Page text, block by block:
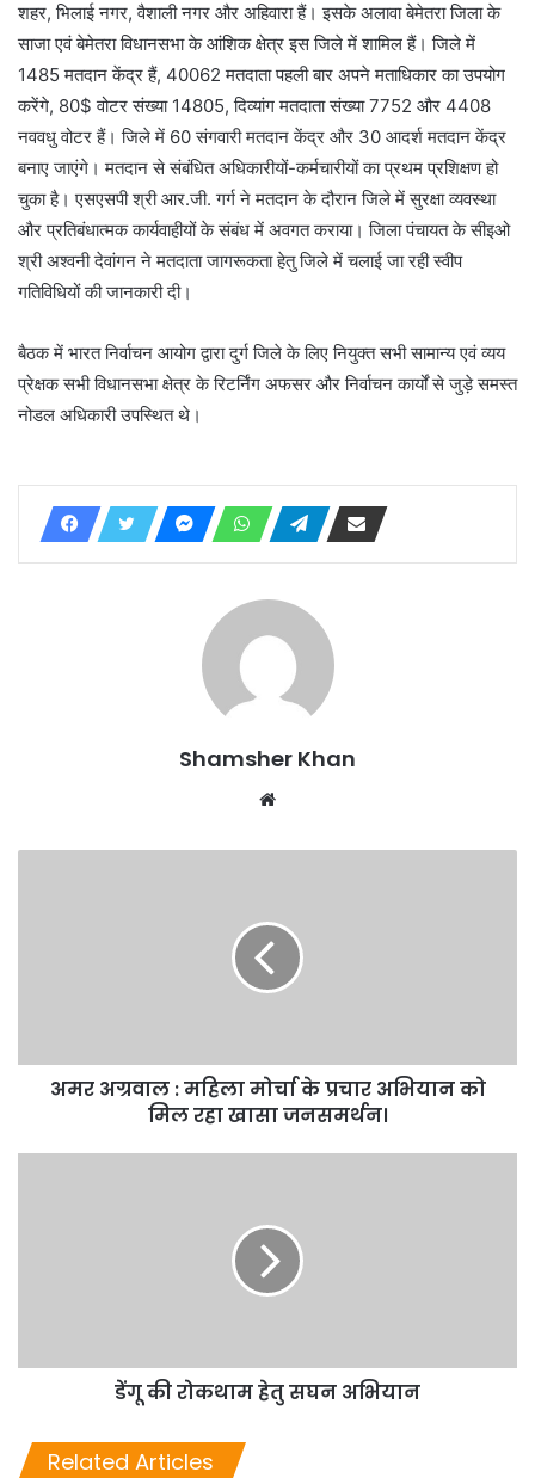
शहर, भिलाई नगर, वैशाली नगर और अहिवारा हैं। इसके अलावा बेमेतरा जिला के
साजा एवं बेमेतरा विधानसभा के आंशिक क्षेत्र इस जिले में शामिल हैं। जिले में
1485 मतदान केंद्र हैं, 40062 मतदाता पहली बार अपने मताधिकार का उपयोग
करेंगे, 80$ वोटर संख्या 14805, दिव्यांग मतदाता संख्या 7752 और 4408
नववधु वोटर हैं। जिले में 60 संगवारी मतदान केंद्र और 30 आदर्श मतदान केंद्र
बनाए जाएंगे। मतदान से संबंधित अधिकारीयों-कर्मचारीयों का प्रथम प्रशिक्षण हो
चुका है। एसएसपी श्री आर.जी. गर्ग ने मतदान के दौरान जिले में सुरक्षा व्यवस्था
और प्रतिबंधात्मक कार्यवाहीयों के संबंध में अवगत कराया। जिला पंचायत के सीइओ
श्री अश्वनी देवांगन ने मतदाता जागरूकता हेतु जिले में चलाई जा रही स्वीप
गतिविधियों की जानकारी दी।
बैठक में भारत निर्वाचन आयोग द्वारा दुर्ग जिले के लिए नियुक्त सभी सामान्य एवं व्यय
प्रेक्षक सभी विधानसभा क्षेत्र के रिटर्निंग अफसर और निर्वाचन कार्यों से जुड़े समस्त
नोडल अधिकारी उपस्थित थे।
Shamsher Khan
अमर अग्रवाल : महिला मोर्चा के प्रचार अभियान को
मिल रहा खासा जनसमर्थन।
डेंगू की रोकथाम हेतु सघन अभियान
Related Articles